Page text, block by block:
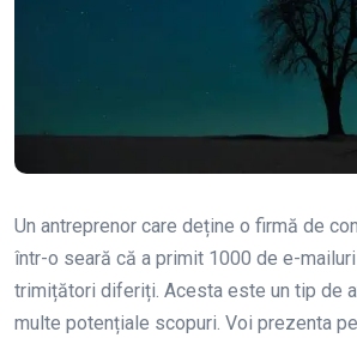
Un antreprenor care deține o firmă de
într-o seară că a primit 1000 de e-
trimițători diferiți. Acesta este un tip de
multe potențiale scopuri. Voi prezenta